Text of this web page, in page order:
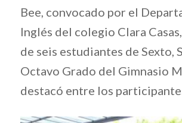
Bee, convocado por el
Inglés del colegio Clara
de seis estudiantes de Sexto,
Octavo Grado del Gimnasio
destacó entre los